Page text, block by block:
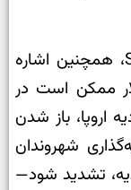
، همچنین اشاره
ممکن است در
اروپا، باز شدن
شهروندان
تشدید شود—